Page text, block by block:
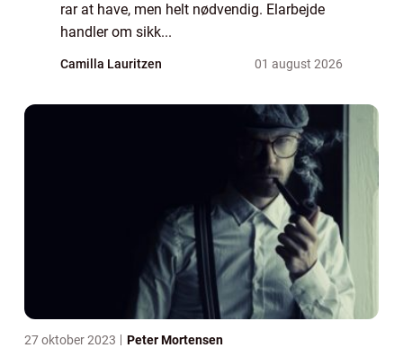
rar at have, men helt nødvendig. Elarbejde
handler om sikk...
Camilla Lauritzen 01 august 2026
27 oktober 2023 Peter Mortensen